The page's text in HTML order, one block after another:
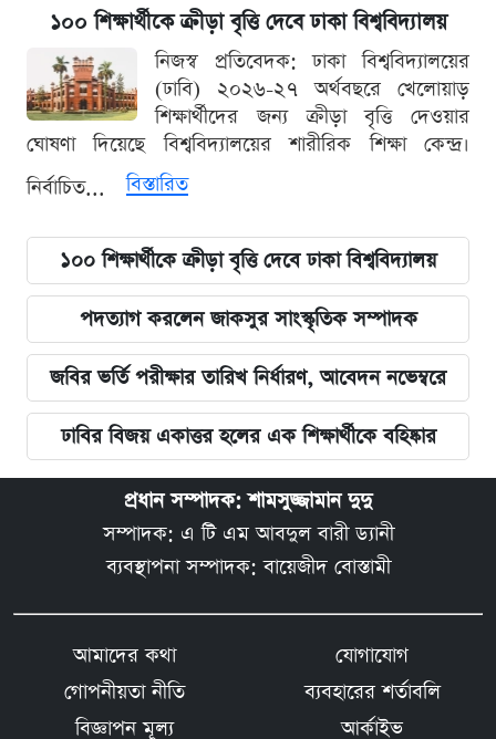
১০০ শিক্ষার্থীকে ক্রীড়া বৃত্তি দেবে ঢাকা বিশ্ববিদ্যালয়
নিজস্ব প্রতিবেদক: ঢাকা বিশ্ববিদ্যালয়ের
(ঢাবি) ২০২৬-২৭ অর্থবছরে খেলোয়াড়
শিক্ষার্থীদের জন্য ক্রীড়া বৃত্তি দেওয়ার
ঘোষণা দিয়েছে বিশ্ববিদ্যালয়ের শারীরিক শিক্ষা কেন্দ্র।
নির্বাচিত...
বিস্তারিত
১০০ শিক্ষার্থীকে ক্রীড়া বৃত্তি দেবে ঢাকা বিশ্ববিদ্যালয়
পদত্যাগ করলেন জাকসুর সাংস্কৃতিক সম্পাদক
জবির ভর্তি পরীক্ষার তারিখ নির্ধারণ, আবেদন নভেম্বরে
ঢাবির বিজয় একাত্তর হলের এক শিক্ষার্থীকে বহিষ্কার
প্রধান সম্পাদক: শামসুজ্জামান দুদু
সম্পাদক: এ টি এম আবদুল বারী ড্যানী
ব্যবস্থাপনা সম্পাদক: বায়েজীদ বোস্তামী
আমাদের কথা
যোগাযোগ
গোপনীয়তা নীতি
ব্যবহারের শর্তাবলি
বিজ্ঞাপন মূল্য
আর্কাইভ